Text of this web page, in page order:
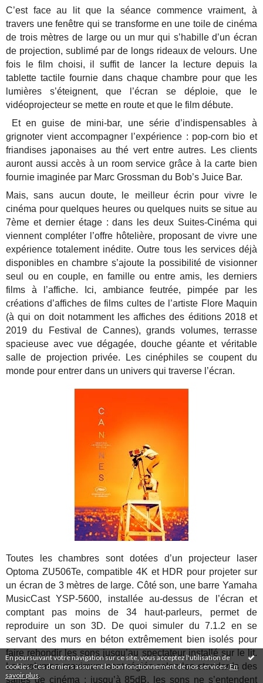
En poursuivant votre navigation sur ce site, vous acceptez l'utilisation de
cookies. Ces derniers assurent le bon fonctionnement de nos services.En
savoir plus.
C’est face au lit que la séance commence vraiment, à
travers une fenêtre qui se transforme en une toile de cinéma
de trois mètres de large ou un mur qui s’habille d’un écran
de projection, sublimé par de longs rideaux de velours. Une
fois le film choisi, il suffit de lancer la lecture depuis la
tablette tactile fournie dans chaque chambre pour que les
lumières s’éteignent, que l’écran se déploie, que le
vidéoprojecteur se mette en route et que le film débute.
Et en guise de mini-bar, une série d’indispensables à
grignoter vient accompagner l’expérience : pop-corn bio et
friandises japonaises au thé vert entre autres. Les clients
auront aussi accès à un room service grâce à la carte bien
fournie imaginée par Marc Grossman du Bob’s Juice Bar.
Mais, sans aucun doute, le meilleur écrin pour vivre le
cinéma pour quelques heures ou quelques nuits se situe au
7ème et dernier étage : dans les deux Suites-Cinéma qui
viennent compléter l’offre hôtelière, proposant de vivre une
expérience totalement inédite. Outre tous les services déjà
disponibles en chambre s’ajoute la possibilité de visionner
seul ou en couple, en famille ou entre amis, les derniers
films à l’affiche. Ici, ambiance feutrée, pimpée par les
créations d’affiches de films cultes de l’artiste Flore Maquin
(à qui on doit notamment les affiches des éditions 2018 et
2019 du Festival de Cannes), grands volumes, terrasse
spacieuse avec vue dégagée, douche géante et véritable
salle de projection privée. Les cinéphiles se coupent du
monde pour entrer dans un univers qui traverse l’écran.
Toutes les chambres sont dotées d’un projecteur laser
Optoma ZU506Te, compatible 4K et HDR pour projeter sur
un écran de 3 mètres de large. Côté son, une barre Yamaha
MusicCast YSP-5600, installée au-dessus de l’écran et
comptant pas moins de 34 haut-parleurs, permet de
reproduire un son 3D. De quoi simuler du 7.1.2 en se
servant des murs en béton extrêmement bien isolés pour
faire rebondir les sons jusqu’au spectateur installé sur le lit.
Les volumes maximum sont réglés selon les standards des
salles de cinéma ; jusqu’à 85dB, les sons ne s’entendent